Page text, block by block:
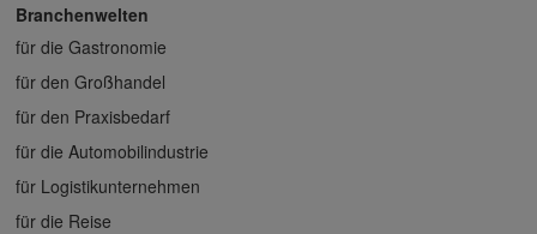
Branchenwelten
für die Gastronomie
für den Großhandel
für den Praxisbedarf
für die Automobilindustrie
für Logistikunternehmen
für die Reise